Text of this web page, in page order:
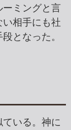
ミングと言
い相手にも社
となった。
いる。神に